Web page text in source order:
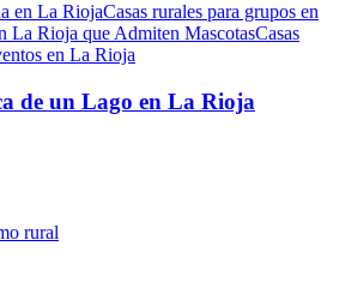
en La RiojaCasas rurales para grupos en
La Rioja que Admiten MascotasCasas
en La Rioja
de un Lago en La Rioja
rural